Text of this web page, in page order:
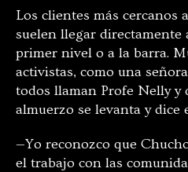
Los clientes más cercanos
suelen llegar directamente
primer nivel o a la barra.
activistas, como una
todos llaman Profe Nelly y
almuerzo se levanta y dice
—Yo reconozco que
el trabajo con las